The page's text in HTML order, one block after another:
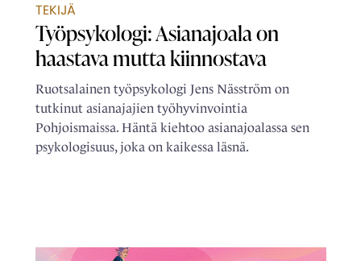
TEKIJÄ
Työpsykologi: Asianajoala on
haastava mutta kiinnostava
Ruotsalainen työpsykologi Jens Näsström on
tutkinut asianajajien työhyvinvointia
Pohjoismaissa. Häntä kiehtoo asianajoalassa sen
psykologisuus, joka on kaikessa läsnä.